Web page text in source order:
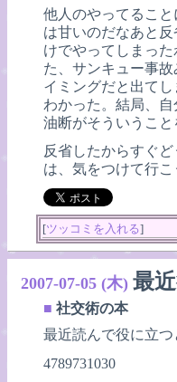
他人のやってるこ
は甘いのだなあと
けでやってしまっ
た、サンキュー事
イミングだと出て
わかった。結局、
油断がそういうこと
反省したからすぐ
は、気をつけて行こ
[ツッコミを入れる]
2007-07-05 (木) 最
■ 社交術の本
最近読んで役に立つ
4789731030